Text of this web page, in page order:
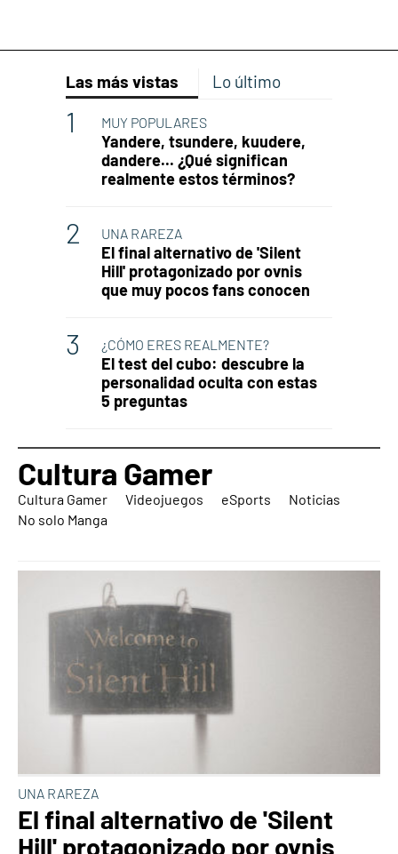
Las más vistas Lo último
MUY POPULARES
Yandere, tsundere, kuudere,
dandere... ¿Qué significan
realmente estos términos?
UNA RAREZA
El final alternativo de 'Silent
Hill' protagonizado por ovnis
que muy pocos fans conocen
¿CÓMO ERES REALMENTE?
El test del cubo: descubre la
personalidad oculta con estas
5 preguntas
Cultura Gamer
Cultura Gamer Videojuegos eSports
Noticias
No solo Manga
UNA RAREZA
El final alternativo de 'Silent
Hill' protagonizado por ovnis